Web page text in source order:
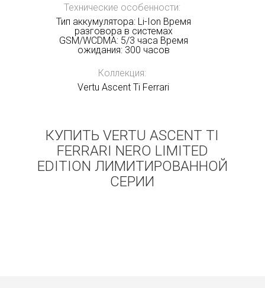
Технические особенности:
Тип аккумулятора: Li-Ion Время
разговора в системах
GSM/WCDMA: 5/3 часа Время
ожидания: 300 часов
Коллекция:
Vertu Ascent Ti Ferrari
КУПИТЬ VERTU ASCENT TI
FERRARI NERO LIMITED
EDITION ЛИМИТИРОВАННОЙ
СЕРИИ